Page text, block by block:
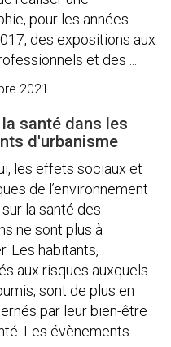
pour les années
des expositions aux
et des ...
2021
santé dans les
d'urbanisme
les effets sociaux et
de l’environnement
la santé des
ne sont plus à
Les habitants,
aux risques auxquels
sont de plus en
par leur bien-être
Les évènements ...